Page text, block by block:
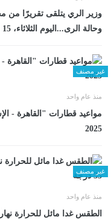
وزير الري يتلقى تقريرًا من
وحالة الرى...اليوم الثلاثاء، 15 أبريل 2025 09:42 صـ منذ 37 دقيقة
غير مصنف
منذ عام واحد
2025
غير مصنف
منذ عام واحد